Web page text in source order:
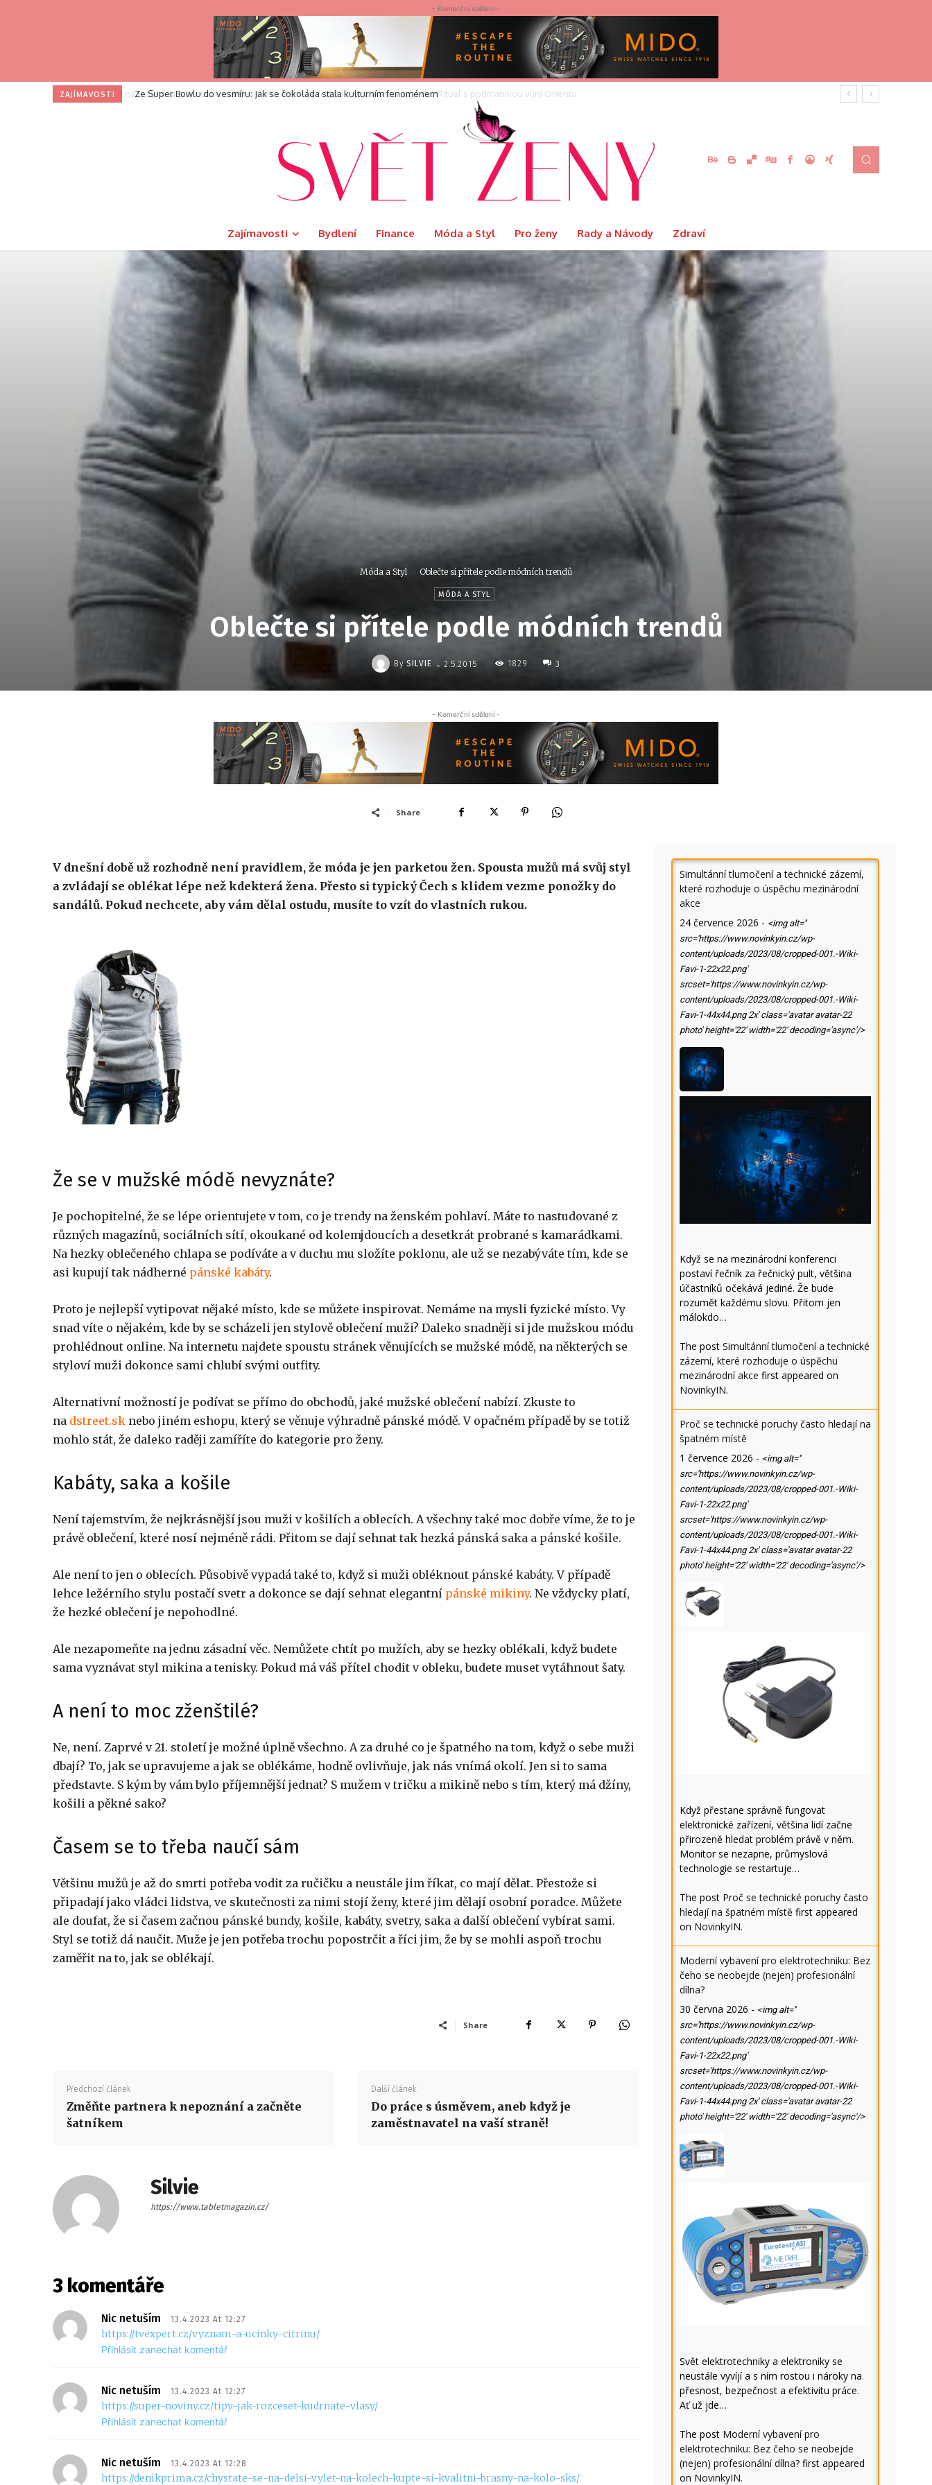
- Komerční sdělení -
ZAJÍMAVOSTI Ze Super Bowlu do vesmíru: Jak se čokoláda stala kulturním fenoménem
Zajímavosti Bydlení Finance Móda a Styl Pro ženy Rady a Návody Zdraví
Móda a Styl Oblečte si přítele podle módních trendů
MÓDA A STYL
Oblečte si přítele podle módních trendů
By SILVIE - 2.5.2015 1829 3
- Komerční sdělení -
Share
V dnešní době už rozhodně není pravidlem, že móda je jen parketou žen. Spousta mužů má svůj styl
a zvládají se oblékat lépe než kdekterá žena. Přesto si typický Čech s klidem vezme ponožky do
sandálů. Pokud nechcete, aby vám dělal ostudu, musíte to vzít do vlastních rukou.
Že se v mužské módě nevyznáte?
Je pochopitelné, že se lépe orientujete v tom, co je trendy na ženském pohlaví. Máte to nastudované z
různých magazínů, sociálních sítí, okoukané od kolemjdoucích a desetkrát probrané s kamarádkami.
Na hezky oblečeného chlapa se podíváte a v duchu mu složíte poklonu, ale už se nezabýváte tím, kde se
asi kupují tak nádherné pánské kabáty.
Proto je nejlepší vytipovat nějaké místo, kde se můžete inspirovat. Nemáme na mysli fyzické místo. Vy
snad víte o nějakém, kde by se scházeli jen stylově oblečení muži? Daleko snadněji si jde mužskou módu
prohlédnout online. Na internetu najdete spoustu stránek věnujících se mužské módě, na některých se
styloví muži dokonce sami chlubí svými outfity.
Alternativní možností je podívat se přímo do obchodů, jaké mužské oblečení nabízí. Zkuste to
na dstreet.sk nebo jiném eshopu, který se věnuje výhradně pánské módě. V opačném případě by se totiž
mohlo stát, že daleko raději zamíříte do kategorie pro ženy.
Kabáty, saka a košile
Není tajemstvím, že nejkrásnější jsou muži v košilích a oblecích. A všechny také moc dobře víme, že to je
právě oblečení, které nosí nejméně rádi. Přitom se dají sehnat tak hezká pánská saka a pánské košile.
Ale není to jen o oblecích. Působivě vypadá také to, když si muži obléknout pánské kabáty. V případě
lehce ležérního stylu postačí svetr a dokonce se dají sehnat elegantní pánské mikiny. Ne vždycky platí,
že hezké oblečení je nepohodlné.
Ale nezapomeňte na jednu zásadní věc. Nemůžete chtít po mužích, aby se hezky oblékali, když budete
sama vyznávat styl mikina a tenisky. Pokud má váš přítel chodit v obleku, budete muset vytáhnout šaty.
A není to moc zženštilé?
Ne, není. Zaprvé v 21. století je možné úplně všechno. A za druhé co je špatného na tom, když o sebe muži
dbají? To, jak se upravujeme a jak se oblékáme, hodně ovlivňuje, jak nás vnímá okolí. Jen si to sama
představte. S kým by vám bylo příjemnější jednat? S mužem v tričku a mikině nebo s tím, který má džíny,
košili a pěkné sako?
Časem se to třeba naučí sám
Většinu mužů je až do smrti potřeba vodit za ručičku a neustále jim říkat, co mají dělat. Přestože si
připadají jako vládci lidstva, ve skutečnosti za nimi stojí ženy, které jim dělají osobní poradce. Můžete
ale doufat, že si časem začnou pánské bundy, košile, kabáty, svetry, saka a další oblečení vybírat sami.
Styl se totiž dá naučit. Muže je jen potřeba trochu popostrčit a říci jim, že by se mohli aspoň trochu
zaměřit na to, jak se oblékají.
Share
Předchozí článek
Změňte partnera k nepoznání a začněte
šatníkem
Další článek
Do práce s úsměvem, aneb když je
zaměstnavatel na vaší straně!
Silvie
https://www.tabletmagazin.cz/
3 komentáře
Nic netuším 13.4.2023 At 12:27
https://tvexpert.cz/vyznam-a-ucinky-citrinu/
Přihlásit zanechat komentář
Nic netuším 13.4.2023 At 12:27
https://super-noviny.cz/tipy-jak-rozceset-kudrnate-vlasy/
Přihlásit zanechat komentář
Nic netuším 13.4.2023 At 12:28
https://denikprima.cz/chystate-se-na-delsi-vylet-na-kolech-kupte-si-kvalitni-brasny-na-kolo-sks/
Simultánní tlumočení a technické zázemí,
které rozhoduje o úspěchu mezinárodní
akce
24 července 2026 - <img alt=''
src='https://www.novinkyin.cz/wp-
content/uploads/2023/08/cropped-001.-Wiki-
Favi-1-22x22.png'
srcset='https://www.novinkyin.cz/wp-
content/uploads/2023/08/cropped-001.-Wiki-
Favi-1-44x44.png 2x' class='avatar avatar-22
photo' height='22' width='22' decoding='async'/>
Když se na mezinárodní konferenci
postaví řečník za řečnický pult, většina
účastníků očekává jediné. Že bude
rozumět každému slovu. Přitom jen
málokdo…
The post Simultánní tlumočení a technické
zázemí, které rozhoduje o úspěchu
mezinárodní akce first appeared on
NovinkyIN.
Proč se technické poruchy často hledají na
špatném místě
1 července 2026 - <img alt=''
src='https://www.novinkyin.cz/wp-
content/uploads/2023/08/cropped-001.-Wiki-
Favi-1-22x22.png'
srcset='https://www.novinkyin.cz/wp-
content/uploads/2023/08/cropped-001.-Wiki-
Favi-1-44x44.png 2x' class='avatar avatar-22
photo' height='22' width='22' decoding='async'/>
Když přestane správně fungovat
elektronické zařízení, většina lidí začne
přirozeně hledat problém právě v něm.
Monitor se nezapne, průmyslová
technologie se restartuje…
The post Proč se technické poruchy často
hledají na špatném místě first appeared
on NovinkyIN.
Moderní vybavení pro elektrotechniku: Bez
čeho se neobejde (nejen) profesionální
dílna?
30 června 2026 - <img alt=''
src='https://www.novinkyin.cz/wp-
content/uploads/2023/08/cropped-001.-Wiki-
Favi-1-22x22.png'
srcset='https://www.novinkyin.cz/wp-
content/uploads/2023/08/cropped-001.-Wiki-
Favi-1-44x44.png 2x' class='avatar avatar-22
photo' height='22' width='22' decoding='async'/>
Svět elektrotechniky a elektroniky se
neustále vyvíjí a s ním rostou i nároky na
přesnost, bezpečnost a efektivitu práce.
Ať už jde…
The post Moderní vybavení pro
elektrotechniku: Bez čeho se neobejde
(nejen) profesionální dílna? first appeared
on NovinkyIN.